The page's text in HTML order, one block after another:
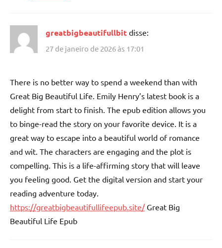
greatbigbeautifullbit disse:
27 de janeiro de 2026 às 17:01
There is no better way to spend a weekend than with
Great Big Beautiful Life. Emily Henry’s latest book is a
delight from start to finish. The epub edition allows you
to binge-read the story on your favorite device. It is a
great way to escape into a beautiful world of romance
and wit. The characters are engaging and the plot is
compelling. This is a life-affirming story that will leave
you feeling good. Get the digital version and start your
reading adventure today.
https://greatbigbeautifullifeepub.site/Great Big
Beautiful Life Epub